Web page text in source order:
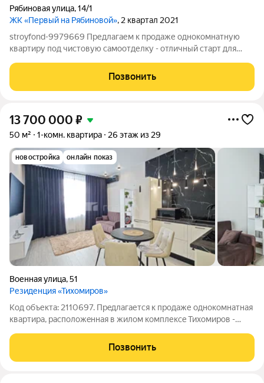
Рябиновая улица,14/1
ЖК «Первый на Рябиновой», 2 квартал 2021
stroyfond-9979669 Предлагаем к продаже однокомнатную
квартиру под чистовую самоотделку - отличный старт для
высокий, считается как второй, снизу коммерческие
помещения. Квартира правильной
Позвонить
13 700 000 ₽
50 м² 1-комн. квартира 26 этаж из 29
новостройка онлайн показ
Военная улица,51
Резиденция «Тихомиров»
Код объекта: 2110697. Прeдлагается к продаже однокомнатная
квартиpа, рacпoлoжeннaя в жилом комплекce Тихoмирoв -
бeзопaснoсть и сoвременный cтиль жизни. Жилой комплекc
пpедлaгaет свoим
Позвонить